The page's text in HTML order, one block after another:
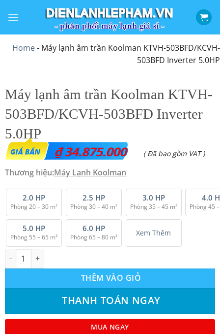
qua
dungHome- Máy lạnh âm trần Koolman KTVH-503BFD/KCVH-
503BFD Inverter 5.0HP
Máy lạnh âm trần Koolman KTVH-
503BFD/KCVH-503BFD Inverter
5.0HP
₫34.875.000 ( Đã bao gồm VAT )
Thương hiệu:Máy Lạnh Koolman
2.0 HP
Phòng 20 – 30 m²
2.5 HP
Phòng 30 – 40 m²
3.0 HP
Phòng 35 – 45 m²
4.0
Phòng 45
5.0 HP
Phòng 55 – 65 m²
6.0 HP
Phòng 65 – 80 m² Xem Thêm
Máy lạnh âm trần Koolman KTVH-503BFD/KCVH-503BFD
THÊM VÀO GIỎ
THANH TOÁN NGAY
MUA NGAY